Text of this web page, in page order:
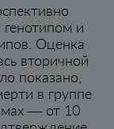
и
Оценка
вторичной
показано,
в группе
— от 10